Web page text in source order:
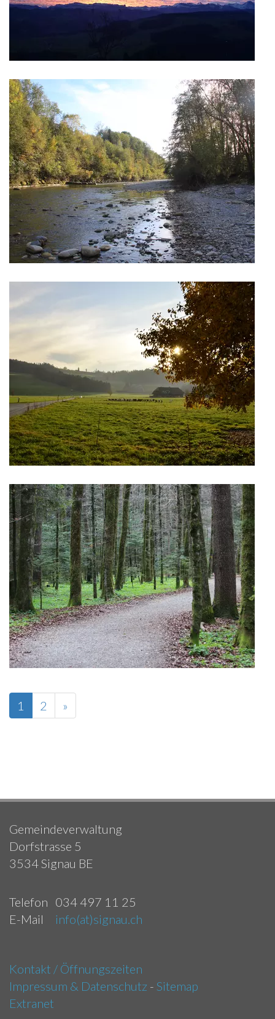
1 2 »
Gemeindeverwaltung
Dorfstrasse 5
3534 Signau BE
Telefon 034 497 11 25
E-Mail
info(at)signau.ch
Kontakt / Öffnungszeiten
Impressum & Datenschutz - Sitemap
Extranet